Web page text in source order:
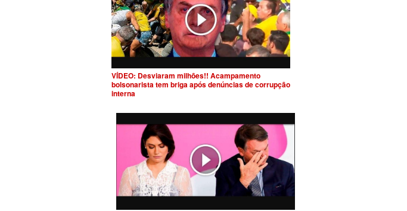
VÍDEO: Desviaram milhões!! Acampamento
bolsonarista tem briga após denúncias de corrupção
interna